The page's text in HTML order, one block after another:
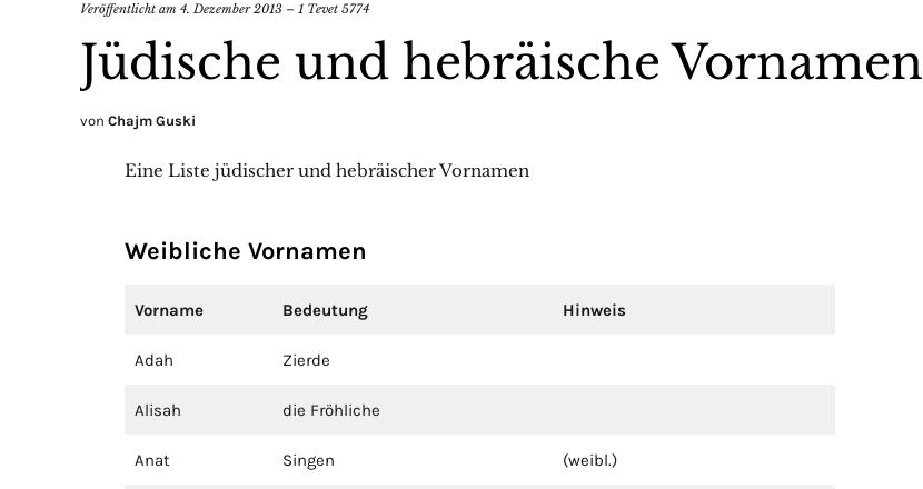
Veröffentlicht am 4. Dezember 2013 – 1 Tevet 5774
Jüdische und hebräische Vornamen
von Chajm Guski
Eine Liste jüdischer und hebräischer Vornamen
Weibliche Vornamen
Vorname Bedeutung Hinweis
Adah Zierde
Alisah die Fröhliche
Anat Singen (weibl.)